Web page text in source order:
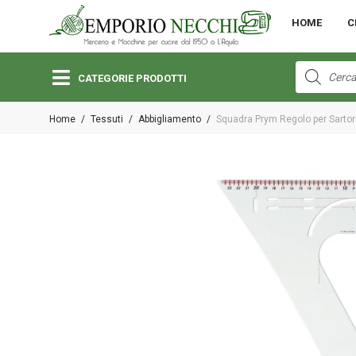
MENU
Open submenu (Bambini)
Open submenu (Lane e Cotoni)
HOME
CATEGORIE PRODOTTI
Products
search
Home / Tessuti / Abbigliamento / Squadra Prym Regolo per